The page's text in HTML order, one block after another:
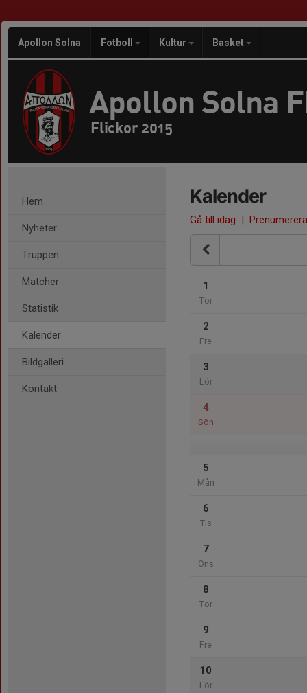
Apollon Solna Fotboll Kultur Basket
Apollon Solna
Flickor 2015
Hem
Nyheter
Truppen
Matcher
Statistik
Kalender
Bildgalleri
Kontakt
Kalender
Gå till idag | Prenumerera
1
Tor
2
Fre
3
Lör
4
Sön
5
Mån
6
Tis
7
Ons
8
Tor
9
Fre
10
Lör